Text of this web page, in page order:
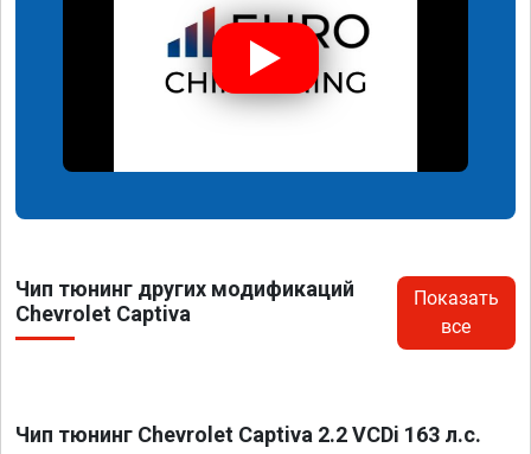
Чип тюнинг других модификаций
Chevrolet Captiva
Показать
все
Чип тюнинг Chevrolet Captiva 2.2 VCDi 163 л.с.